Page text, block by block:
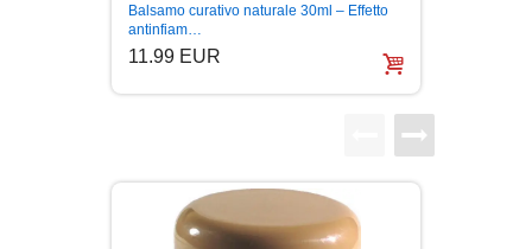
NAUČNA FANTASTIKA
POPULARNA PSIHOLOGIJA
Balsamo curativo naturale 30ml – Effetto
antinfiam…
11.99 EUR